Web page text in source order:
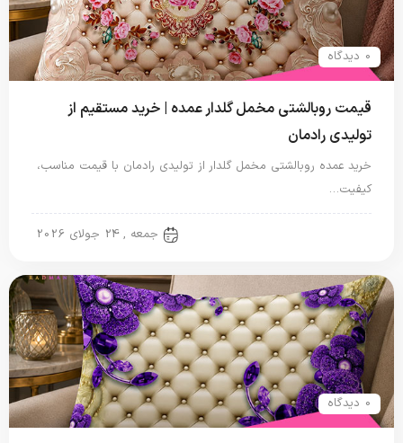
0 دیدگاه
قیمت روبالشتی مخمل گلدار عمده | خرید مستقیم از
تولیدی رادمان
خرید عمده روبالشتی مخمل گلدار از تولیدی رادمان با قیمت مناسب،
کیفیت…
جمعه , 24 جولای 2026
0 دیدگاه